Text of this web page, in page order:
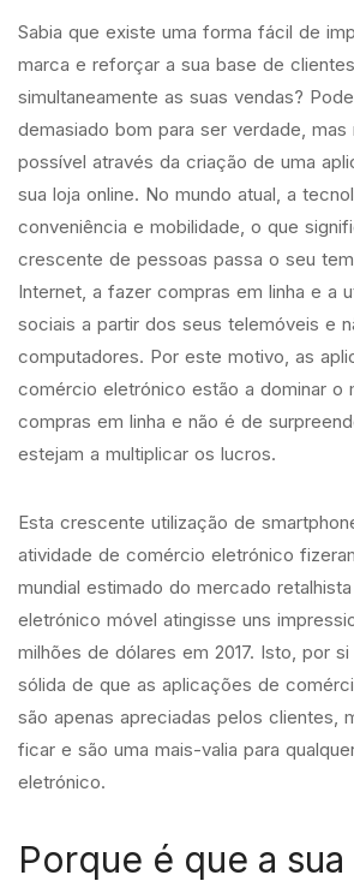
Sabia que existe uma forma fácil de
marca e reforçar a sua base de
simultaneamente as suas vendas?
demasiado bom para ser verdade,
possível através da criação de uma
sua loja online. No mundo atual, a
conveniência e mobilidade, o que
crescente de pessoas passa o seu
Internet, a fazer compras em linha e a
sociais a partir dos seus telemóveis e
computadores. Por este motivo, as
comércio eletrónico estão a dominar o
compras em linha e não é de
estejam a multiplicar os lucros.
Esta crescente utilização de
atividade de comércio eletrónico
mundial estimado do mercado
eletrónico móvel atingisse uns
milhões de dólares em 2017. Isto, por
sólida de que as aplicações de
são apenas apreciadas pelos clientes,
ficar e são uma mais-valia para
eletrónico.
Porque é que a sua